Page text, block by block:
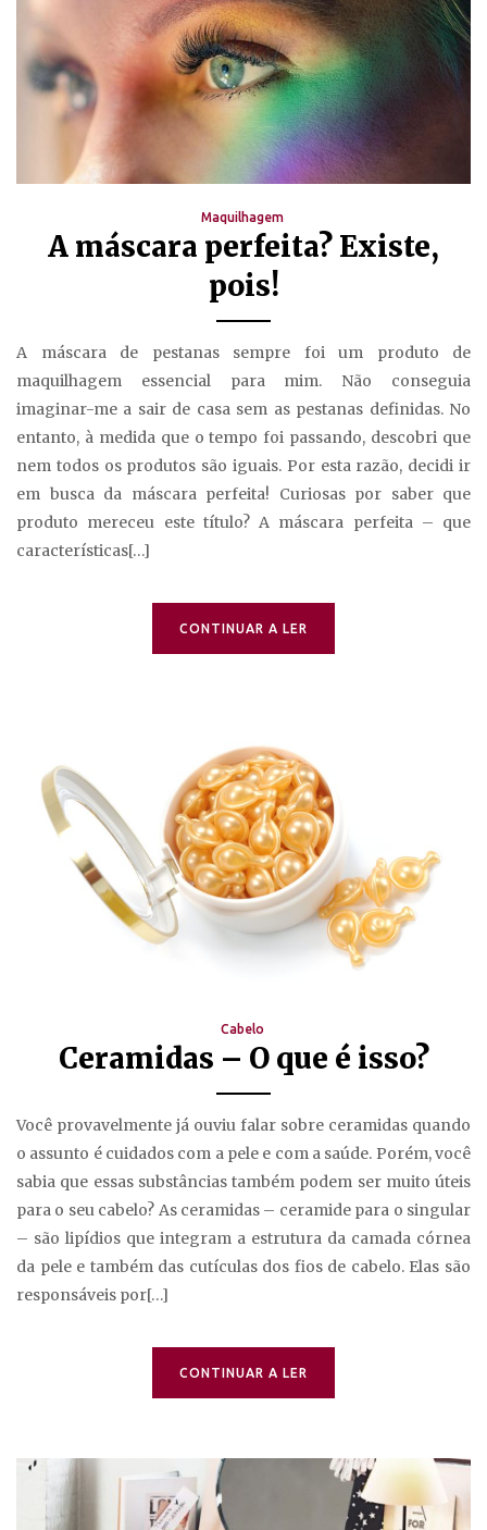
Maquilhagem
A máscara perfeita? Existe,
pois!
A máscara de pestanas sempre foi um produto de
maquilhagem essencial para mim. Não conseguia
imaginar-me a sair de casa sem as pestanas definidas. No
entanto, à medida que o tempo foi passando, descobri que
nem todos os produtos são iguais. Por esta razão, decidi ir
em busca da máscara perfeita! Curiosas por saber que
produto mereceu este título? A máscara perfeita – que
características[…]
CONTINUAR A LER
Cabelo
Ceramidas – O que é isso?
Você provavelmente já ouviu falar sobre ceramidas quando
o assunto é cuidados com a pele e com a saúde. Porém, você
sabia que essas substâncias também podem ser muito úteis
para o seu cabelo? As ceramidas – ceramide para o singular
– são lipídios que integram a estrutura da camada córnea
da pele e também das cutículas dos fios de cabelo. Elas são
responsáveis por[…]
CONTINUAR A LER